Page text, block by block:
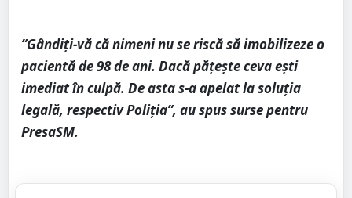
”Gândiți-vă că nimeni nu se riscă să imobilizeze o
pacientă de 98 de ani. Dacă pățește ceva ești
imediat în culpă. De asta s-a apelat la soluția
legală, respectiv Poliția”, au spus surse pentru
PresaSM.